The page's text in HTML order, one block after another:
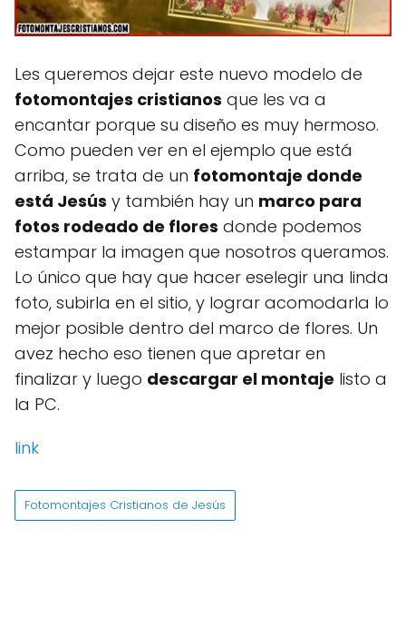
Les queremos dejar este nuevo modelo de
fotomontajes cristianos que les va a
encantar porque su diseño es muy hermoso.
Como pueden ver en el ejemplo que está
arriba, se trata de un fotomontaje donde
está Jesús y también hay un marco para
fotos rodeado de flores donde podemos
estampar la imagen que nosotros queramos.
Lo único que hay que hacer eselegir una linda
foto, subirla en el sitio, y lograr acomodarla lo
mejor posible dentro del marco de flores. Un
avez hecho eso tienen que apretar en
finalizar y luego descargar el montaje listo a
la PC.
link
Fotomontajes Cristianos de Jesús